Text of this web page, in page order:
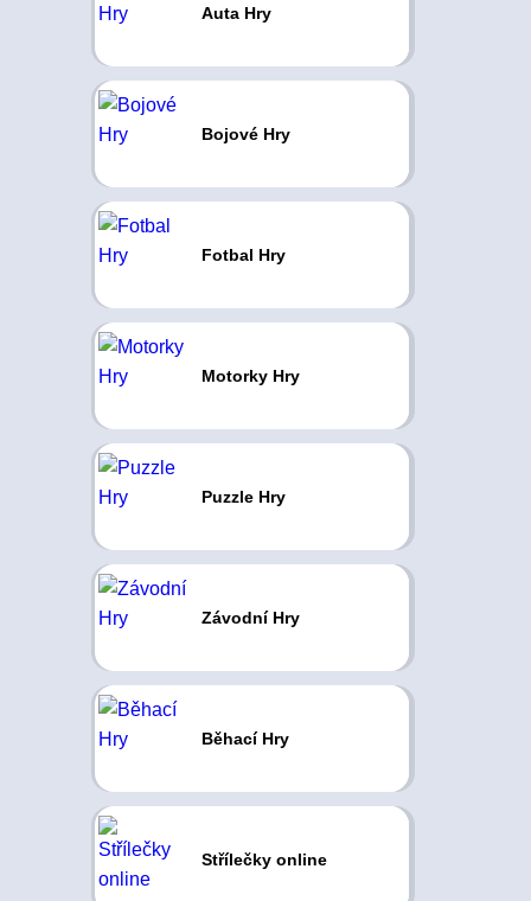
Auta Hry
Bojové Hry
Fotbal Hry
Motorky Hry
Puzzle Hry
Závodní Hry
Běhací Hry
Střílečky online